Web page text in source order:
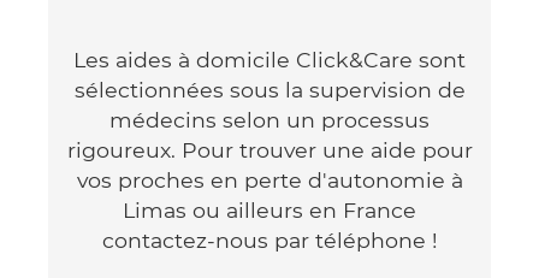
Les aides à domicile Click&Care sont
sélectionnées sous la supervision de
médecins selon un processus
rigoureux. Pour trouver une aide pour
vos proches en perte d'autonomie à
Limas ou ailleurs en France
contactez-nous par téléphone !